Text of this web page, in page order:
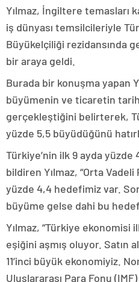
Yılmaz, İngiltere temasları
iş dünyası temsilcileriyle
Büyükelçiliği rezidansında
bir araya geldi.
Burada bir konuşma yapan
büyümenin ve ticaretin
gerçekleştiğini belirterek,
yüzde 5,5 büyüdüğünü
Türkiye’nin ilk 9 ayda
bildiren Yılmaz, “Orta Vadeli
yüzde 4,4 hedefimiz var.
büyüme gelse dahi bu
Yılmaz, “Türkiye ekonomisi
eşiğini aşmış oluyor. Satın
11’inci büyük ekonomiyiz.
Uluslararası Para Fonu